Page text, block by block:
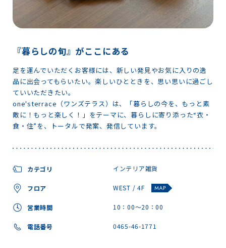
『暮らしの旬』がここにある
足を運んでいただくお客様には、新しい発見やお気に入りの逸
品に出会ってもらいたい。楽しいひとときを、思い思いに過ごし
ていいただきたい。
one'sterrace（ワンズテラス）は、「暮らしの今を、もっと素
敵に！もっと楽しく！」をテーマに、暮らしに寄り添った“衣・
食・住”を、トータルで発案、発信しています。
カテゴリ インテリア雑貨
フロア WEST / 4F
営業時間 10：00～20：00
電話番号 0465-46-1771